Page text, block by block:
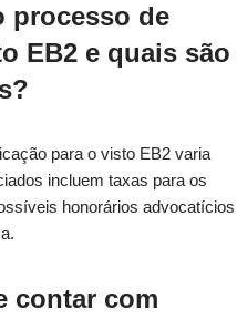
processo de
EB2 e quais são
para o visto EB2 varia
incluem taxas para os
honorários advocatícios
contar com